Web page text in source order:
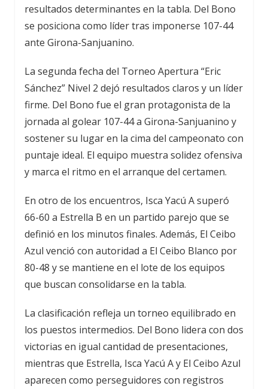
resultados determinantes en la tabla. Del Bono
se posiciona como líder tras imponerse 107-44
ante Girona-Sanjuanino.
La segunda fecha del Torneo Apertura “Eric
Sánchez” Nivel 2 dejó resultados claros y un líder
firme. Del Bono fue el gran protagonista de la
jornada al golear 107-44 a Girona-Sanjuanino y
sostener su lugar en la cima del campeonato con
puntaje ideal. El equipo muestra solidez ofensiva
y marca el ritmo en el arranque del certamen.
En otro de los encuentros, Isca Yacú A superó
66-60 a Estrella B en un partido parejo que se
definió en los minutos finales. Además, El Ceibo
Azul venció con autoridad a El Ceibo Blanco por
80-48 y se mantiene en el lote de los equipos
que buscan consolidarse en la tabla.
La clasificación refleja un torneo equilibrado en
los puestos intermedios. Del Bono lidera con dos
victorias en igual cantidad de presentaciones,
mientras que Estrella, Isca Yacú A y El Ceibo Azul
aparecen como perseguidores con registros